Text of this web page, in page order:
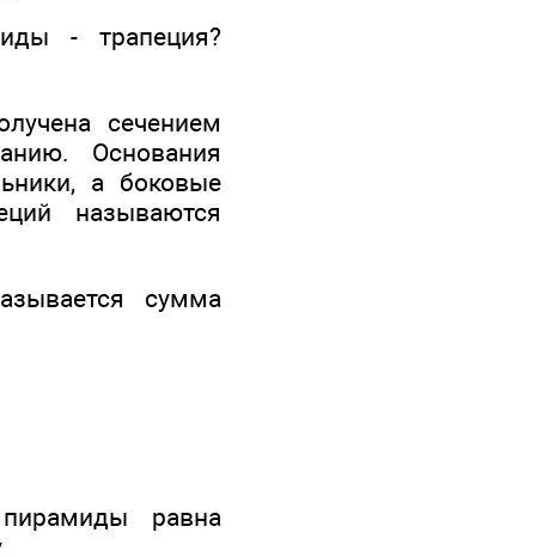
- трапеция?
сечением
Основания
а боковые
называются
сумма
равна